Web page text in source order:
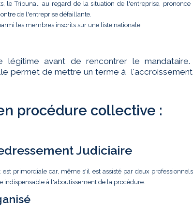
le Tribunal, au regard de la situation de l'entreprise,
de l'entreprise défaillante.
les membres inscrits sur une liste nationale.
légitime avant de rencontrer le mandataire.
permet de mettre un terme à
procédure collective :
Judiciaire
primordiale car, même s'il est assisté par deux
indispensable à l'aboutissement de la procédure.